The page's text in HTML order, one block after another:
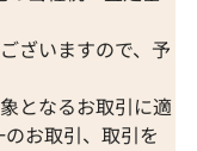
ざいますので、予
となるお取引に適
お取引、取引を